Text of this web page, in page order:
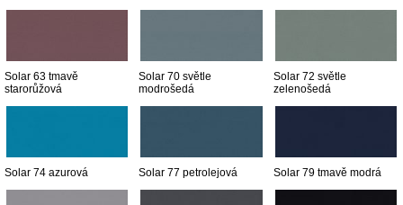
Solar 63 tmavě
starorůžová
Solar 70 světle
modrošedá
Solar 72 světle
zelenošedá
Solar 74 azurová Solar 77 petrolejová Solar 79 tmavě modrá